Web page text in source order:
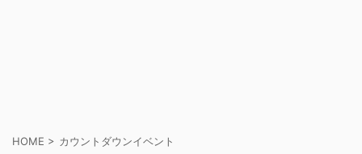
HOME > カウントダウンイベント